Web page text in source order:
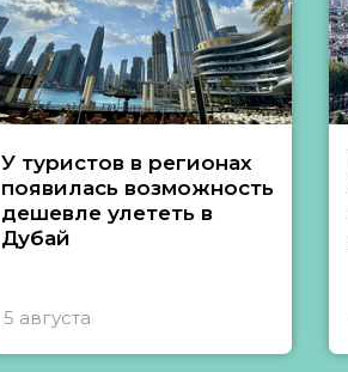
У туристов в регионах
появилась возможность
дешевле улететь в
Дубай
5 августа